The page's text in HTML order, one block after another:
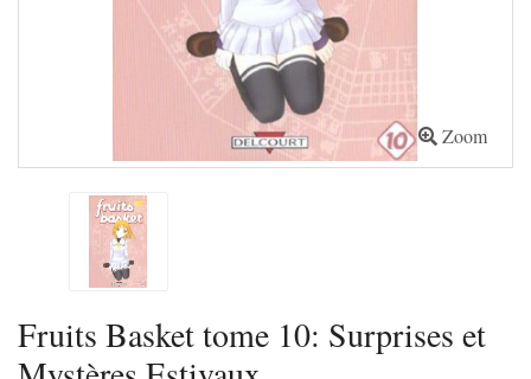
Zoom
Fruits Basket tome 10: Surprises et